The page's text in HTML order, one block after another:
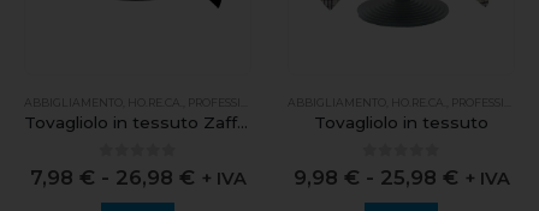
ABBIGLIAMENTO HO.RE.CA. PROFESSIONALE
Tovagliolo in tessuto Zafferano
out of 5
7,98 € - 26,98 € + IVA
ABBIGLIAMENTO HO.RE.CA. PROFESSIONALE
Tovagliolo in tessuto
out of 5
9,98 € - 25,98 € + IVA